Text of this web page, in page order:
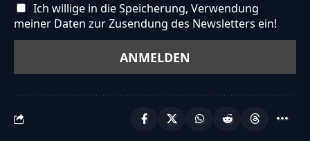
Ich willige in die Speicherung, Verwendung
meiner Daten zur Zusendung des Newsletters ein!